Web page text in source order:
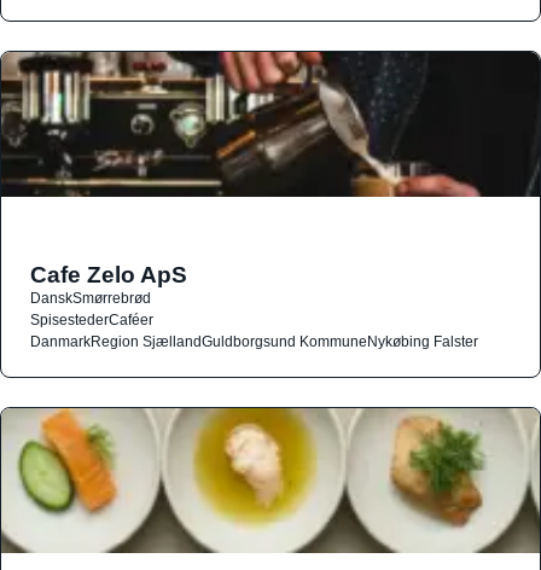
Cafe Zelo ApS
DanskSmørrebrød
SpisestederCaféer
DanmarkRegion SjællandGuldborgsund KommuneNykøbing Falster